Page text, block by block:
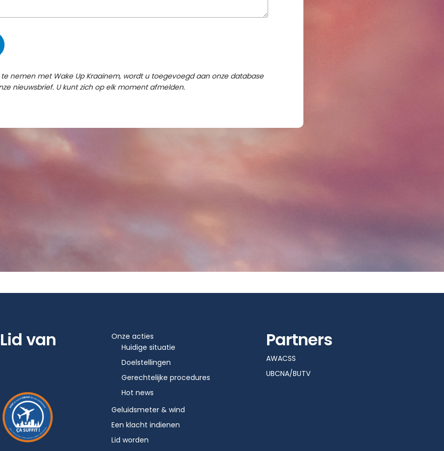
nemen met Wake Up Kraainem, wordt u toegevoegd aan onze database
nieuwsbrief. U kunt zich op elk moment afmelden.
Lid van
Onze acties
Huidige situatie
Doelstellingen
Gerechtelijke procedures
Hot news
Geluidsmeter & wind
Een klacht indienen
Lid worden
Partners
AWACSS
UBCNA/BUTV